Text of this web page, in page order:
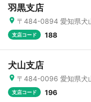
羽黒支店
〒484-0894 愛知県犬
支店コード 188
犬山支店
〒484-0096 愛知県犬
支店コード 196